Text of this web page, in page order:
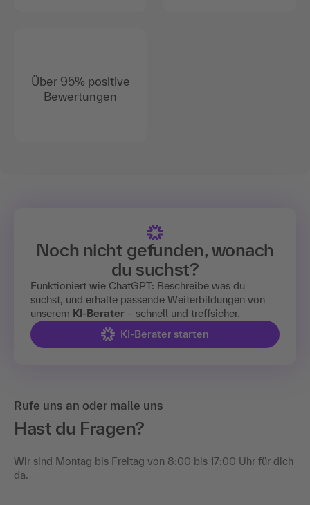
Über 95% positive
Bewertungen
Noch nicht gefunden, wonach
du suchst?
Funktioniert wie ChatGPT: Beschreibe was du
suchst, und erhalte passende Weiterbildungen von
unserem KI-Berater – schnell und treffsicher.
KI-Berater starten
Rufe uns an oder maile uns
Hast du Fragen?
Wir sind Montag bis Freitag von 8:00 bis 17:00 Uhr für dich
da.